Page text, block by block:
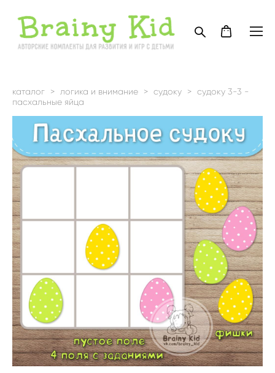
каталог > логика и внимание > судоку > судоку 3-3 -
пасхальные яйца